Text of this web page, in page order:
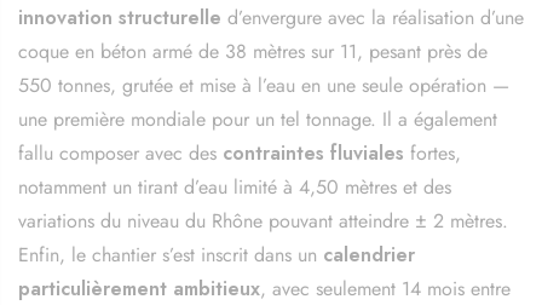
innovation structurelle d’envergure avec la réalisation d’une
coque en béton armé de 38 mètres sur 11, pesant près de
550 tonnes, grutée et mise à l’eau en une seule opération —
une première mondiale pour un tel tonnage. Il a également
fallu composer avec des contraintes fluviales fortes,
notamment un tirant d’eau limité à 4,50 mètres et des
variations du niveau du Rhône pouvant atteindre ± 2 mètres.
Enfin, le chantier s’est inscrit dans un calendrier
particulièrement ambitieux, avec seulement 14 mois entre